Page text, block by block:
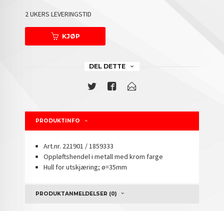
2 UKERS LEVERINGSTID
KJØP
DEL DETTE
PRODUKTINFO
Art.nr. 221901 / 1859333
Oppløftshendel i metall med krom farge
Hull for utskjæring; ø=35mm
PRODUKTANMELDELSER (0)